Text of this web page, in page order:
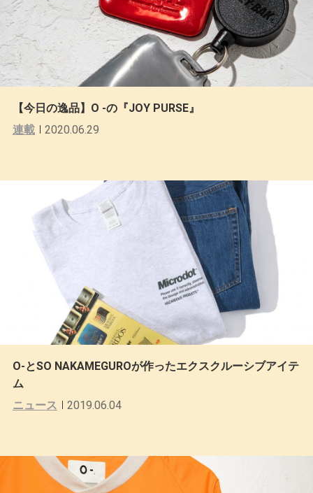
【今日の逸品】O -の『JOY PURSE』
連載
2020.06.29
O-とSO NAKAMEGUROが作ったエクスクルーシブアイテ
ム
ニュース
2019.06.04